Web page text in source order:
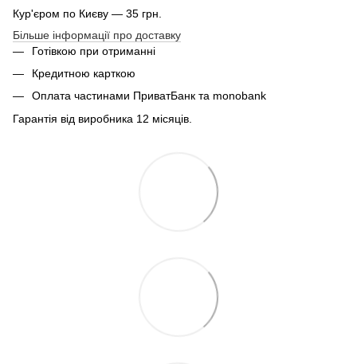
Кур'єром по Києву — 35 грн.
Більше інформації про доставку
Готівкою при отриманні
Кредитною карткою
Оплата частинами ПриватБанк та monobank
Гарантія від виробника 12 місяців.